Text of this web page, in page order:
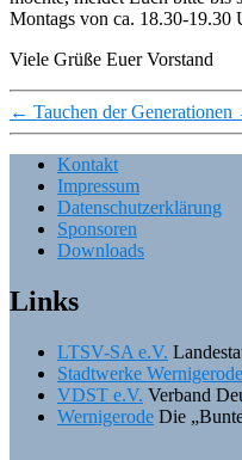
Montags von ca. 18.30-19.30
Viele Grüße Euer Vorstand
← Tauchen der Generationen
Kontakt
Impressum
Datenschutzerklärung
Sponsoren
Downloads
Links
LTSV-SA e.V.
Stadtwerke Wernigerode
VDST e.V. Verband
Wernigerode Die